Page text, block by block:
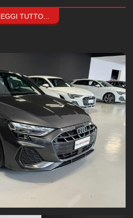
, grazie alle convenzioni con le
valore a nuovo fino a 84 mesie
e straordinaria interna
stradaleper supportarti a 360°
S line Edition
TUTTO...